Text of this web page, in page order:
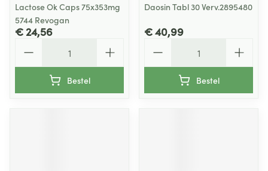
Lactose Ok Caps 75x353mg
5744 Revogan
€ 24,56
Bestel
Daosin Tabl 30 Verv.2895480
€ 40,99
Bestel